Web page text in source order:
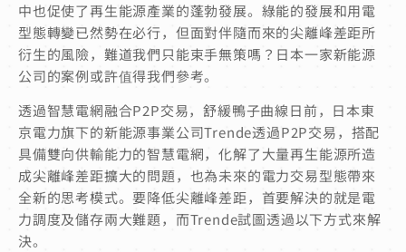
中也促使了再生能源產業的蓬勃發展。綠能的發展和用電
型態轉變已然勢在必行，但面對伴隨而來的尖離峰差距所
衍生的風險，難道我們只能束手無策嗎？日本一家新能源
公司的案例或許值得我們參考。
透過智慧電網融合P2P交易，舒緩鴨子曲線日前，日本東
京電力旗下的新能源事業公司Trende透過P2P交易，搭配
具備雙向供輸能力的智慧電網，化解了大量再生能源所造
成尖離峰差距擴大的問題，也為未來的電力交易型態帶來
全新的思考模式。要降低尖離峰差距，首要解決的就是電
力調度及儲存兩大難題，而Trende試圖透過以下方式來解
決。